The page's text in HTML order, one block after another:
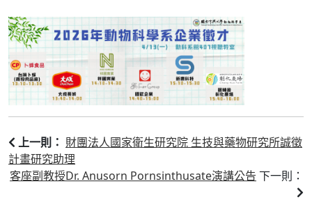
上一則：
財團法人國家衛生研究院 生技與藥物研究所誠徵
計畫研究助理
客座副教授Dr. Anusorn Pornsinthusate演講公告 下一則：